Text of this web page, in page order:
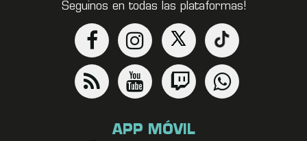
Seguinos en todas las plataformas!
APP MÓVIL